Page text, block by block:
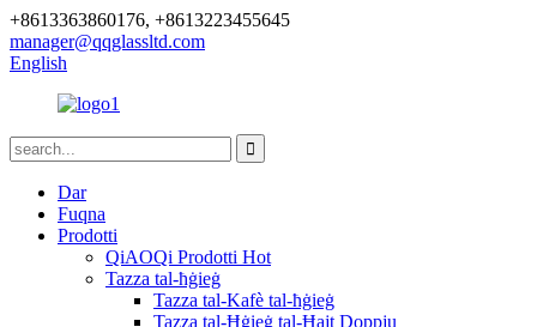
+8613363860176, +8613223455645
manager@qqglassltd.com
English
Dar
Fuqna
Prodotti
QiAOQi Prodotti Hot
Tazza tal-ħġieġ
Tazza tal-Kafè tal-ħġieġ
Tazza tal-Ħġieġ tal-Ħajt Doppju